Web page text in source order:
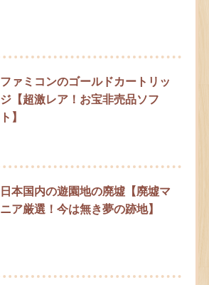
ファミコンのゴールドカートリッ
ジ【超激レア！お宝非売品ソフ
ト】
日本国内の遊園地の廃墟【廃墟マ
ニア厳選！今は無き夢の跡地】